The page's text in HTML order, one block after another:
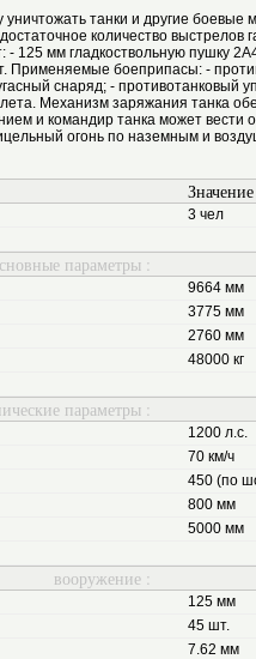
уничтожать танки и другие
количество
- 125 мм гладкоствольную
Применяемые боеприпасы: -
снаряд; -
Механизм заряжания танка
и командир танка может
огонь по наземным и
3 чел
параметры :
9664 мм
3775 мм
2760 мм
48000 кг
параметры :
1200 л.с.
70 км/ч
450 (по
800 мм
5000 мм
вооружение :
125 мм
45 шт.
7.62 мм